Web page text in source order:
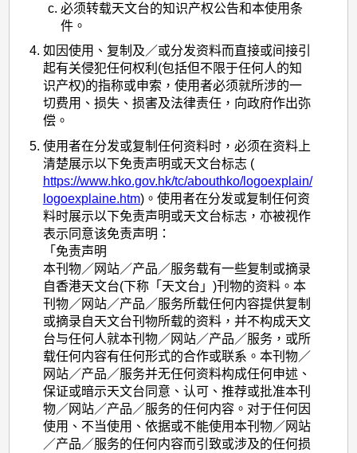
必须转载天文台的知识产权公告和本使用条
件。
如因使用、复制及／或分发资料而直接或间接引
起有关侵犯任何权利(包括但不限于任何人的知
识产权)的指称或申索，使用者必须就所涉的一
切费用、损失、损害及法律责任，向政府作出弥
偿。
使用者在分发或复制任何资料时，必须在资料上
清楚展示以下免责声明或天文台标志 (
https://www.hko.gov.hk/tc/abouthko/logoexplain/
logoexplaine.htm)。使用者在分发或复制任何资
料时展示以下免责声明或天文台标志，亦被视作
表示同意该免责声明：
「免责声明
本刊物／网站／产品／服务载有一些复制或摘录
自香港天文台(下称「天文台」)刊物的资料。本
刊物／网站／产品／服务所载任何内容提供复制
或摘录自天文台刊物所载的资料，并不构成天文
台与任何人就本刊物／网站／产品／服务，或所
载任何内容有任何形式的合作或联系。本刊物／
网站／产品／服务并无任何资料构成任何申述、
保证或暗示天文台同意、认可、推荐或批准本刊
物／网站／产品／服务的任何内容。对于任何因
使用、不当使用、依据或不能使用本刊物／网站
／产品／服务的任何内容而引致或涉及的任何损